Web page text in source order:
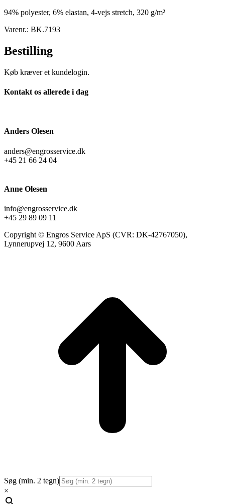
94% polyester, 6% elastan, 4-vejs stretch, 320 g/m²
Varenr.: BK.7193
Bestilling
Køb kræver et kundelogin.
Kontakt os allerede i dag
Anders Olesen
anders@engrosservice.dk
+45 21 66 24 04
Anne Olesen
info@engrosservice.dk
+45 29 89 09 11
Copyright © Engros Service ApS (CVR: DK-42767050),
Lynnerupvej 12, 9600 Aars
Søg (min. 2 tegn)
×